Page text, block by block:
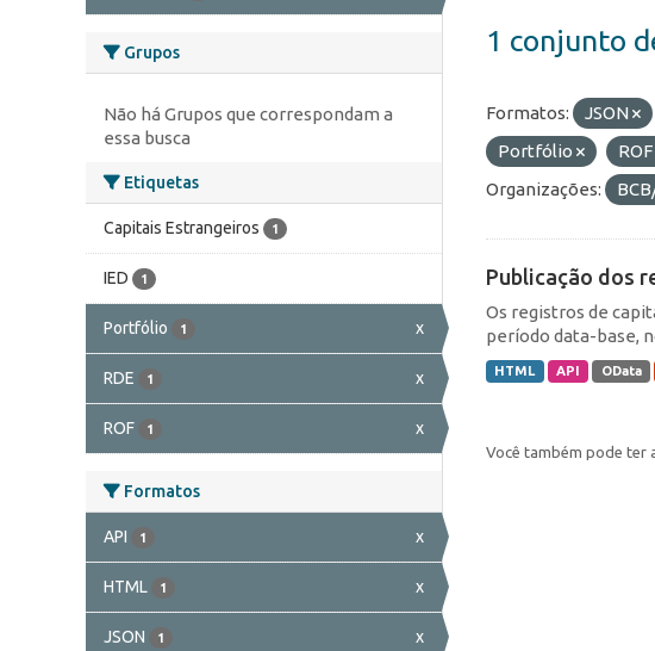
Grupos
Não há Grupos que correspondam a
essa busca
Etiquetas
Capitais Estrangeiros 1
IED 1
Portfólio 1 x
RDE 1 x
ROF 1 x
Formatos
API 1 x
HTML 1 x
JSON 1 x
1 conjunto
Formatos: JSON
Portfólio
ROF
Organizações:
Publicação dos
Os registros de
período data-base,
HTML API OData
Você também pode ter